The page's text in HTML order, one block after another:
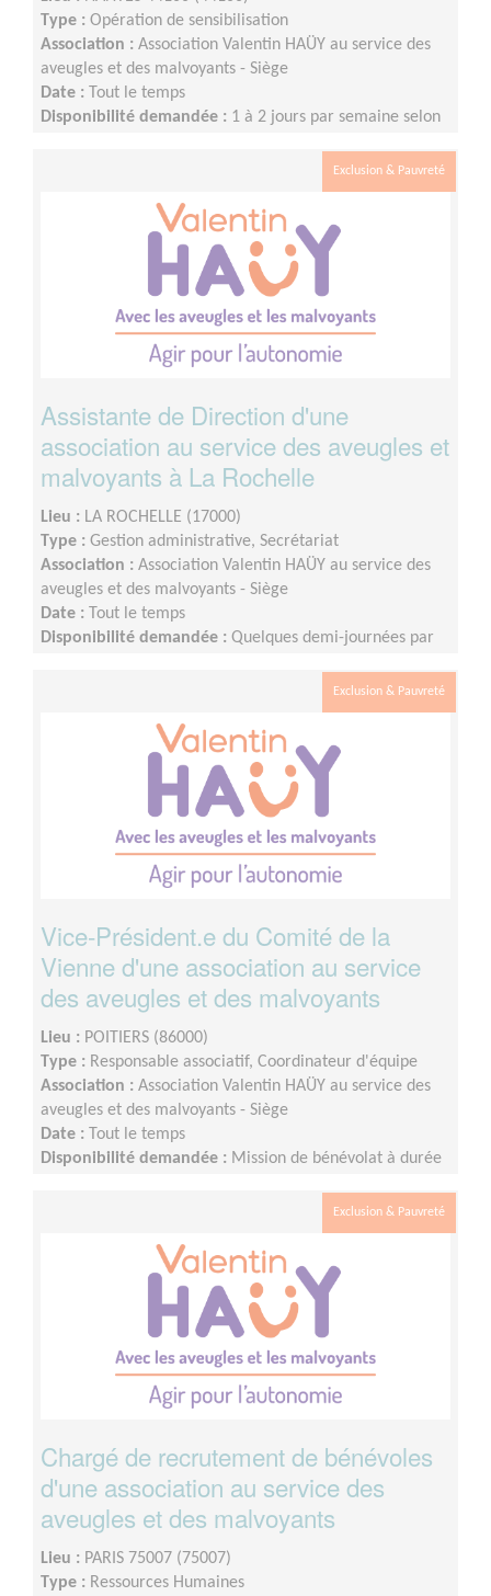
Type : Opération de sensibilisation
Association : Association Valentin HAÜY au service des
aveugles et des malvoyants - Siège
Date :
Tout le temps
Disponibilité demandée : 1 à 2 jours par semaine selon
Exclusion & Pauvreté
Assistante de Direction d'une
association au service des aveugles et
malvoyants à La Rochelle
Lieu : LA ROCHELLE (17000)
Type : Gestion administrative, Secrétariat
Association : Association Valentin HAÜY au service des
aveugles et des malvoyants - Siège
Date :
Tout le temps
Disponibilité demandée : Quelques demi-journées par
Exclusion & Pauvreté
Vice-Président.e du Comité de la
Vienne d'une association au service
des aveugles et des malvoyants
Lieu : POITIERS (86000)
Type : Responsable associatif, Coordinateur d'équipe
Association : Association Valentin HAÜY au service des
aveugles et des malvoyants - Siège
Date :
Tout le temps
Disponibilité demandée : Mission de bénévolat à durée
semaine au minimum dans un premier temps (et
présence accrue dans un deuxième temps, avec le
remplacement à moyen terme de la Présidente
actuelle).Avec l’impulsion de la personne recherchée, ce
Comité de la Vienne est appelé à un fort développement
compte tenu de l’importance de l’agglomération.
Exclusion & Pauvreté
Chargé de recrutement de bénévoles
d'une association au service des
aveugles et des malvoyants
Lieu : PARIS 75007 (75007)
Type : Ressources Humaines